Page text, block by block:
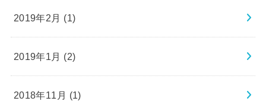
2019年2月 (1)
2019年1月 (2)
2018年11月 (1)